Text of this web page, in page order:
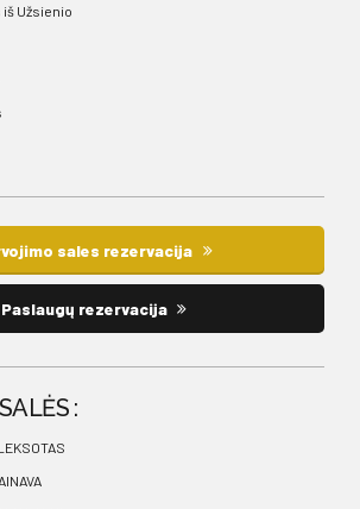
Užsienio
sales rezervacija
Paslaugų rezervacija
: